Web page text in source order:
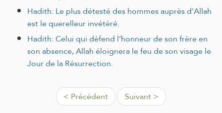
Hadith: Le plus détesté des hommes auprès d'Allah
est le querelleur invétéré.
Hadith: Celui qui défend l’honneur de son frère en
son absence, Allah éloignera le feu de son visage le
Jour de la Résurrection.
< Précédent Suivant >